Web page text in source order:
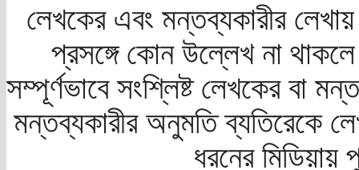
লেখকের এবং মন্তব্যকারীর
প্রসঙ্গে কোন উল্লেখ না
সম্পূর্ণভাবে সংশ্লিষ্ট লেখকের বা
মন্তব্যকারীর অনুমতি ব্যতিরেকে
ধরনের মিডিয়ায়